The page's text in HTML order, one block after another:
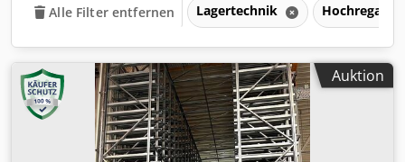
Alle Filter entfernen Lagertechnik
Auktion